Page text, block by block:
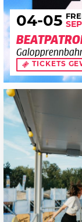
04-05
TICKETS